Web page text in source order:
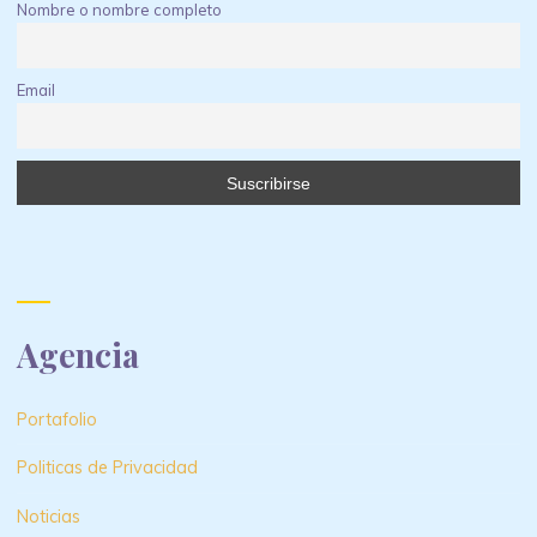
Nombre o nombre completo
Email
Agencia
Portafolio
Politicas de Privacidad
Noticias